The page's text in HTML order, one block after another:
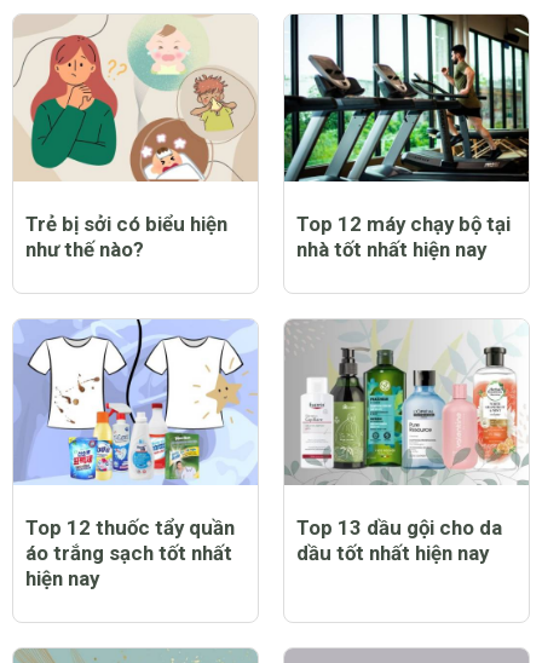
Trẻ bị sởi có biểu hiện
như thế nào?
Top 12 máy chạy bộ tại
nhà tốt nhất hiện nay
Top 12 thuốc tẩy quần
áo trắng sạch tốt nhất
hiện nay
Top 13 dầu gội cho da
dầu tốt nhất hiện nay